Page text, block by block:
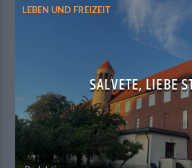
LEBEN UND FREIZEIT
SALVETE, LIEBE